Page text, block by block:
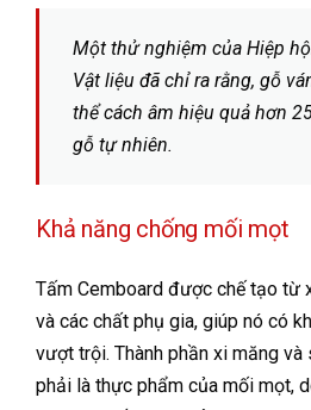
Một thử nghiệm của Hiệp
Vật liệu đã chỉ ra rằng, gỗ
thể cách âm hiệu quả hơn
gỗ tự nhiên.
Khả năng chống mối mọt
Tấm Cemboard được chế tạo từ
và các chất phụ gia, giúp nó có
vượt trội. Thành phần xi măng
phải là thực phẩm của mối mọt,